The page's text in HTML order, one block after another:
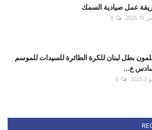
عمل صيادية السمك
2025
0
بطل لبنان للكرة الطائرة للسيدات للموسم
ع...
0